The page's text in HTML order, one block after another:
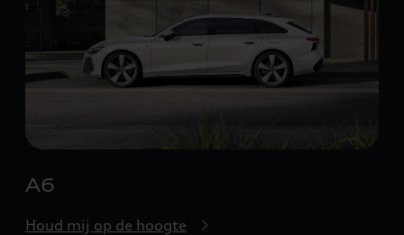
A6
Houd mij op de hoogte